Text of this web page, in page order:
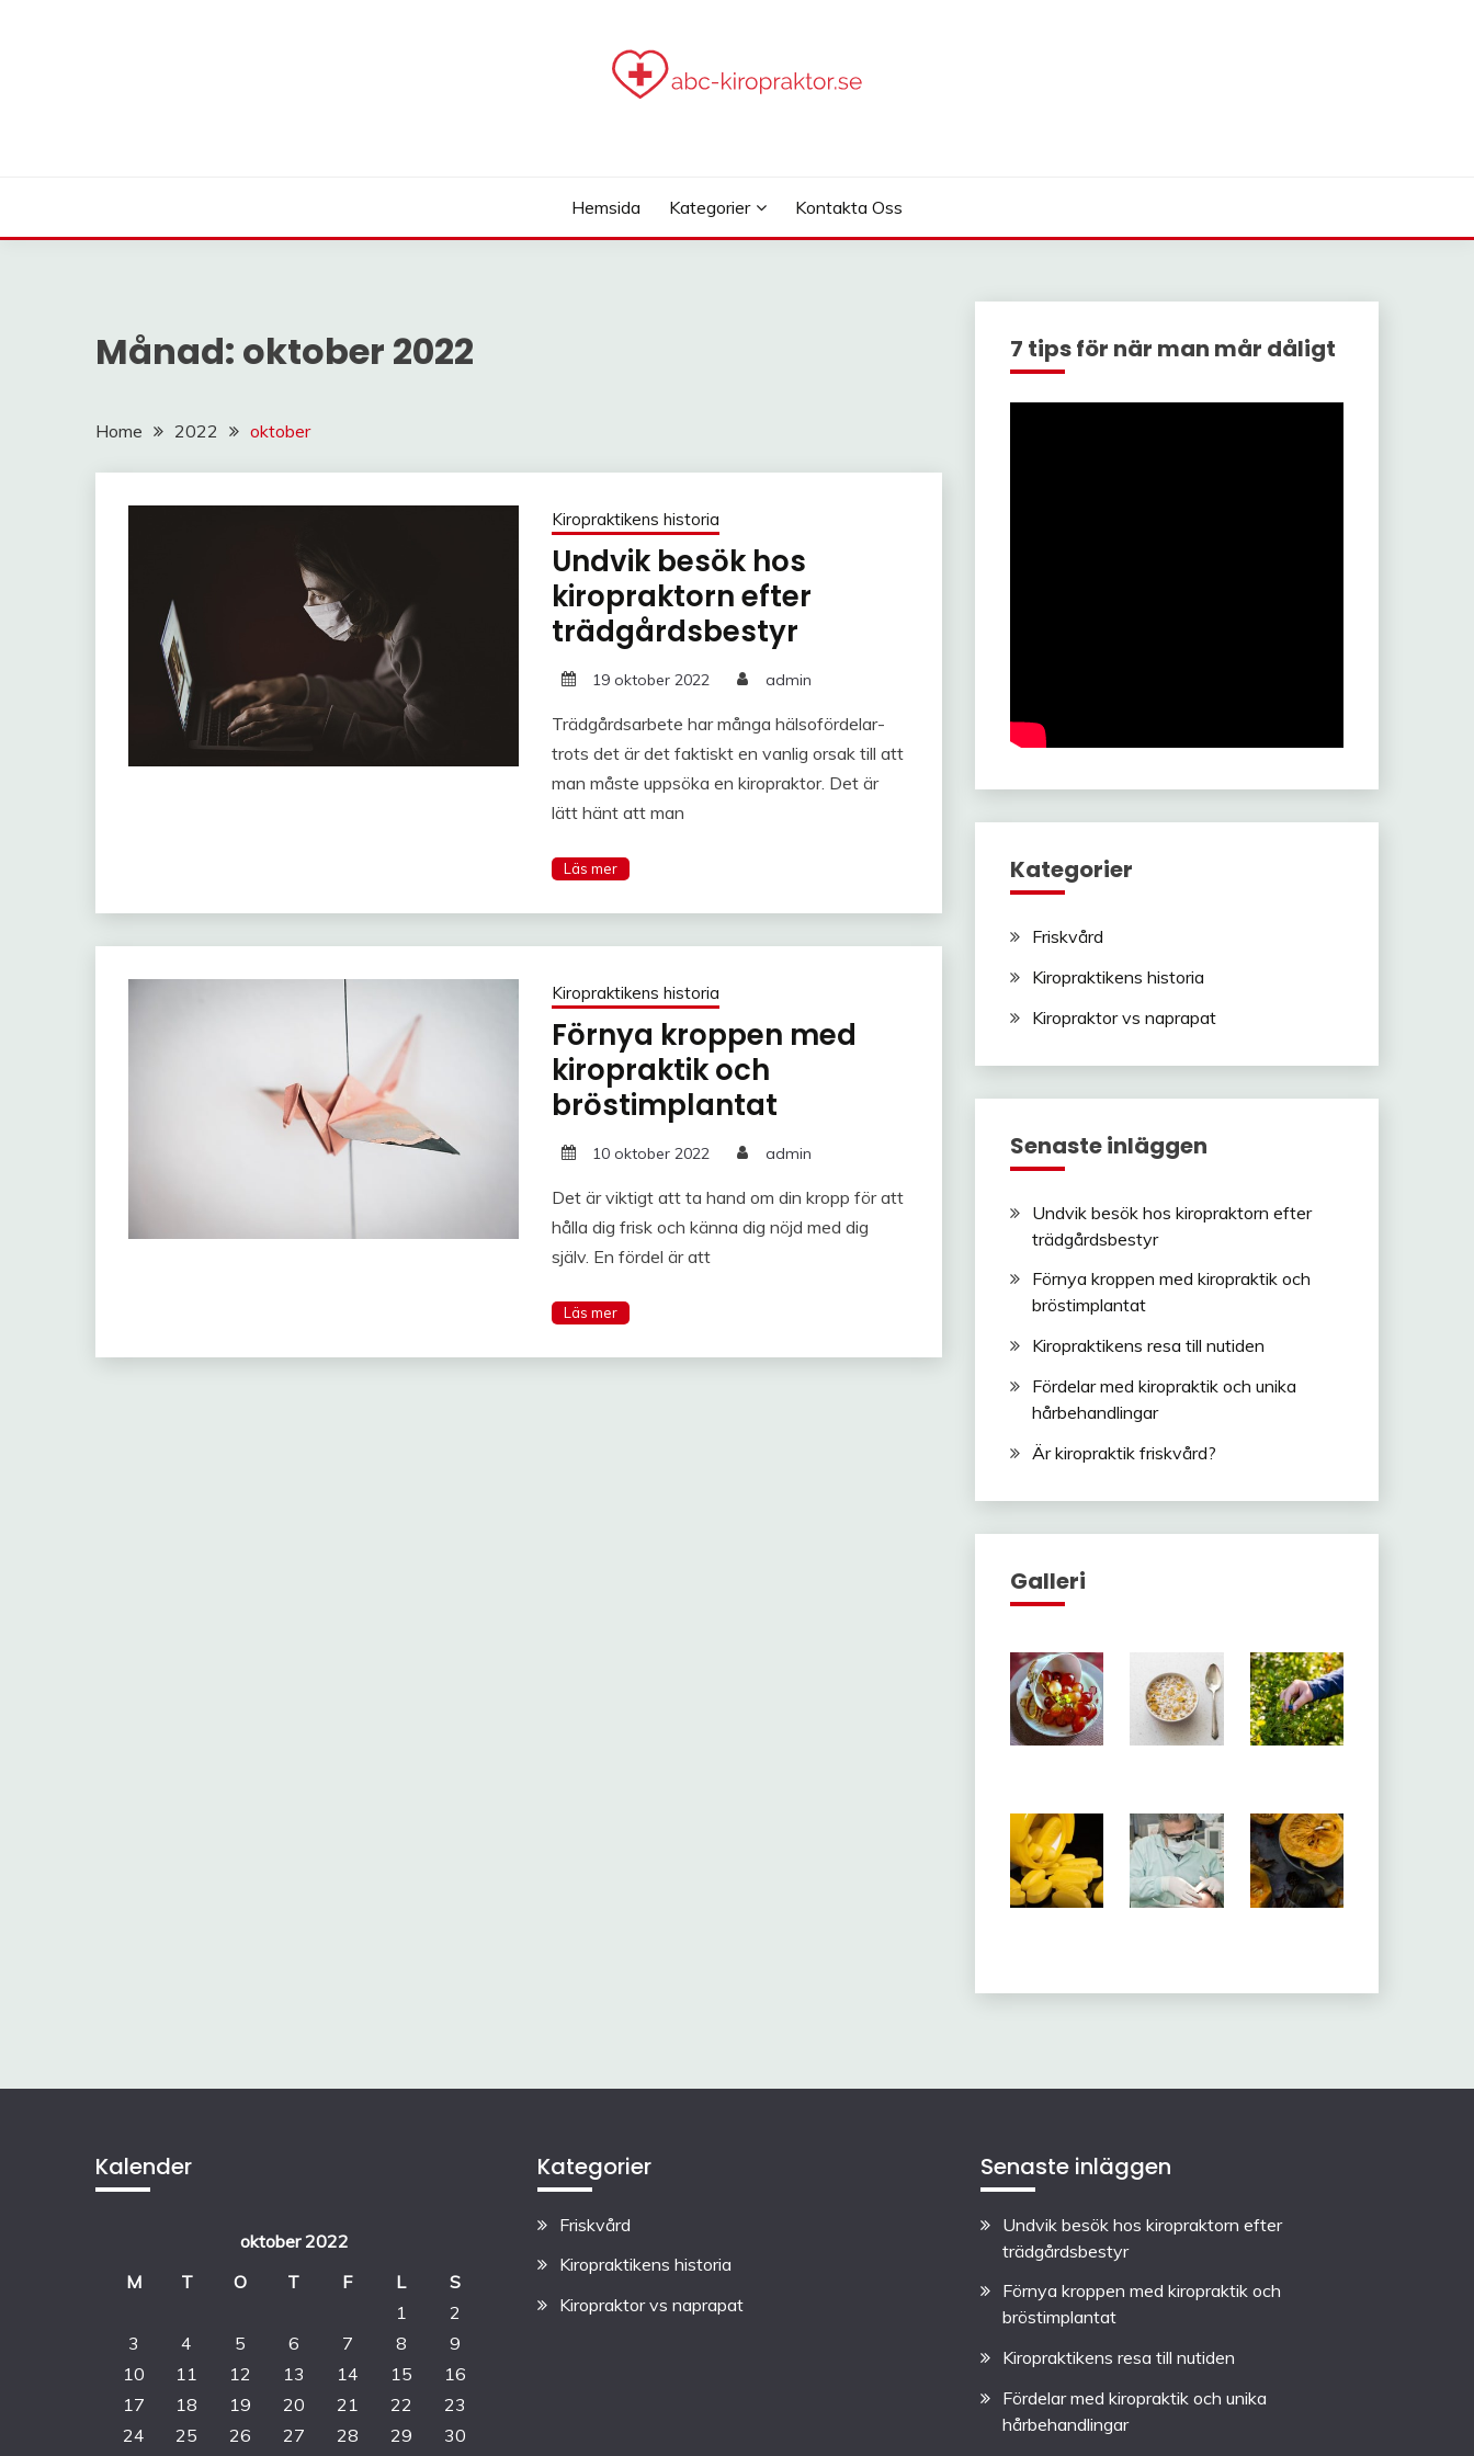
Hemsida Kategorier Kontakta Oss
Månad: oktober 2022
Home 2022 oktober
Kiropraktikens historia
Undvik besök hos
kiropraktorn efter
trädgårdsbestyr
19 oktober 2022 admin
Trädgårdsarbete har många hälsofördelar-
trots det är det faktiskt en vanlig orsak till att
man måste uppsöka en kiropraktor. Det är
lätt hänt att man
Kiropraktikens historia
Förnya kroppen med
kiropraktik och
bröstimplantat
10 oktober 2022 admin
Det är viktigt att ta hand om din kropp för att
hålla dig frisk och känna dig nöjd med dig
själv. En fördel är att
7 tips för när man mår dåligt
Kategorier
Friskvård
Kiropraktikens historia
Kiropraktor vs naprapat
Senaste inläggen
Undvik besök hos kiropraktorn efter
trädgårdsbestyr
Förnya kroppen med kiropraktik och
bröstimplantat
Kiropraktikens resa till nutiden
Fördelar med kiropraktik och unika
hårbehandlingar
Är kiropraktik friskvård?
Galleri
Kalender
oktober 2022
M
T O T F L
S
1
2
3
4 5 6 7 8
9
10
11 12 13 14 15
16
17
18 19 20 21 22
23
24
25 26 27 28 29
30
Kategorier
Friskvård
Kiropraktikens historia
Kiropraktor vs naprapat
Senaste inläggen
Undvik besök hos kiropraktorn efter
trädgårdsbestyr
Förnya kroppen med kiropraktik och
bröstimplantat
Kiropraktikens resa till nutiden
Fördelar med kiropraktik och unika
hårbehandlingar